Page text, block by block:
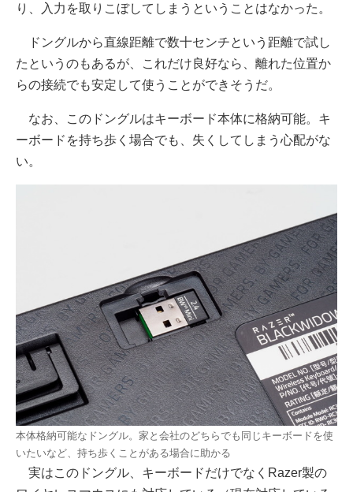
り、入力を取りこぼしてしまうということはなかった。
ドングルから直線距離で数十センチという距離で試し
たというのもあるが、これだけ良好なら、離れた位置か
らの接続でも安定して使うことができそうだ。
なお、このドングルはキーボード本体に格納可能。キ
ーボードを持ち歩く場合でも、失くしてしまう心配がな
い。
本体格納可能なドングル。家と会社のどちらでも同じキーボードを使
いたいなど、持ち歩くことがある場合に助かる
実はこのドングル、キーボードだけでなくRazer製の